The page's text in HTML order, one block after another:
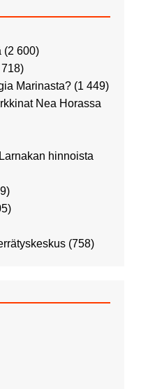
(2 600)
718)
Marinasta? (1 449)
Nea Horassa
hinnoista
(758)